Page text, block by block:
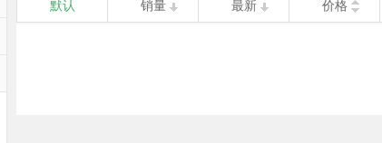
默认 销量 最新 价格